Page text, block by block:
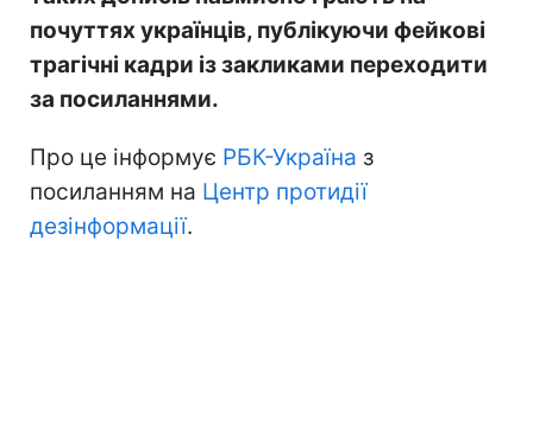
почуттях українців, публікуючи фейкові
трагічні кадри із закликами переходити
за посиланнями.
Про це інформує РБК-Україна з
посиланням на Центр протидії
дезінформації.